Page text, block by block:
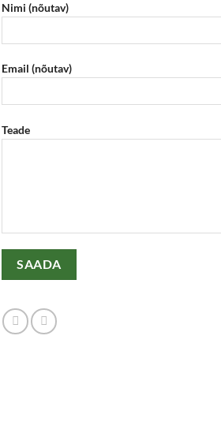
Nimi (nõutav)
Email (nõutav)
Teade